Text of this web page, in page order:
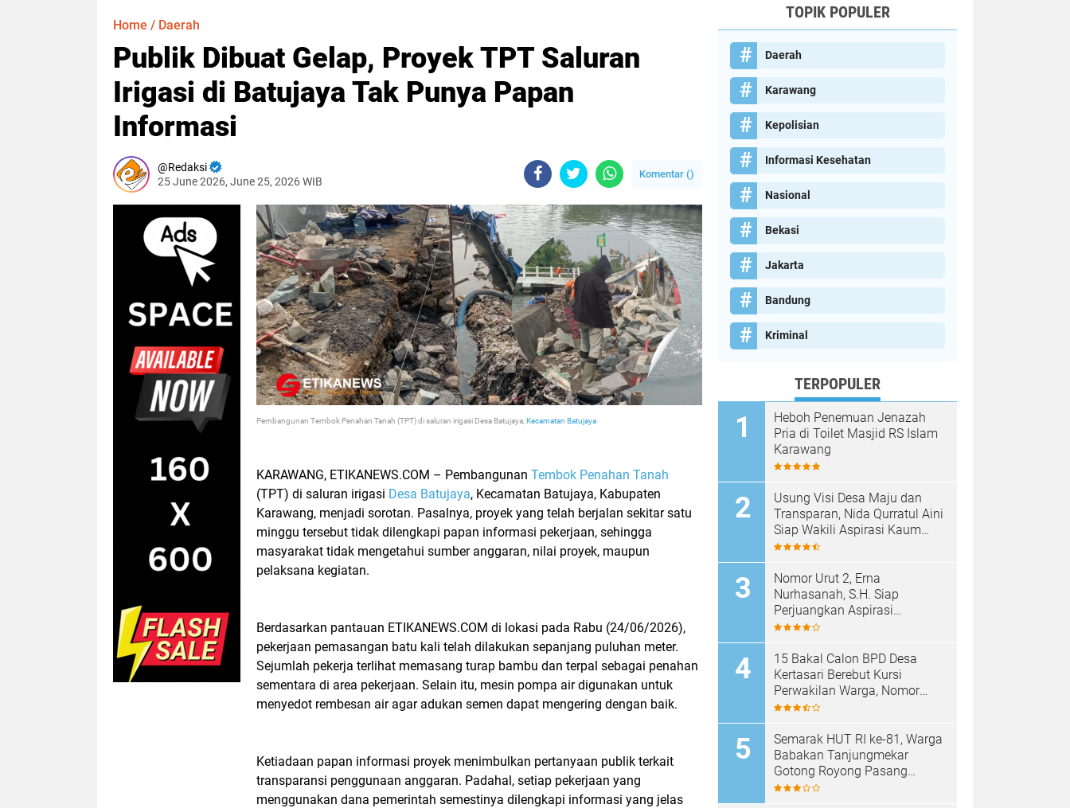
Home / Daerah
Publik Dibuat Gelap, Proyek TPT Saluran
Irigasi di Batujaya Tak Punya Papan
Informasi
Redaksi
25 June 2026, June 25, 2026 WIB
Komentar ()
Pembangunan Tembok Penahan Tanah (TPT) di saluran irigasi Desa Batujaya, Kecamatan Batujaya
KARAWANG, ETIKANEWS.COM – Pembangunan Tembok Penahan Tanah
(TPT) di saluran irigasi Desa Batujaya, Kecamatan Batujaya, Kabupaten
Karawang, menjadi sorotan. Pasalnya, proyek yang telah berjalan sekitar satu
minggu tersebut tidak dilengkapi papan informasi pekerjaan, sehingga
masyarakat tidak mengetahui sumber anggaran, nilai proyek, maupun
pelaksana kegiatan.
Berdasarkan pantauan ETIKANEWS.COM di lokasi pada Rabu (24/06/2026),
pekerjaan pemasangan batu kali telah dilakukan sepanjang puluhan meter.
Sejumlah pekerja terlihat memasang turap bambu dan terpal sebagai penahan
sementara di area pekerjaan. Selain itu, mesin pompa air digunakan untuk
menyedot rembesan air agar adukan semen dapat mengering dengan baik.
Ketiadaan papan informasi proyek menimbulkan pertanyaan publik terkait
transparansi penggunaan anggaran. Padahal, setiap pekerjaan yang
menggunakan dana pemerintah semestinya dilengkapi informasi yang jelas
TOPIK POPULER
Daerah
Karawang
Kepolisian
Informasi Kesehatan
Nasional
Bekasi
Jakarta
Bandung
Kriminal
TERPOPULER
Heboh Penemuan Jenazah
Pria di Toilet Masjid RS Islam
Karawang
Usung Visi Desa Maju dan
Transparan, Nida Qurratul Aini
Siap Wakili Aspirasi Kaum
Perempuan di BPD Desa
Nomor Urut 2, Erna
Nurhasanah, S.H. Siap
Perjuangkan Aspirasi
Perempuan di BPD Desa
15 Bakal Calon BPD Desa
Kertasari Berebut Kursi
Perwakilan Warga, Nomor
Urut Resmi Diundi
Semarak HUT RI ke-81, Warga
Babakan Tanjungmekar
Gotong Royong Pasang
Umbul-Umbul Merah Putih